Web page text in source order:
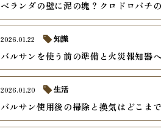
ベランダの壁に泥の塊？クロドロバチ
バルサンを使う前の準備と火災報知器
2026.01.22 知識
バルサン使用後の掃除と換気はどこま
2026.01.20 生活